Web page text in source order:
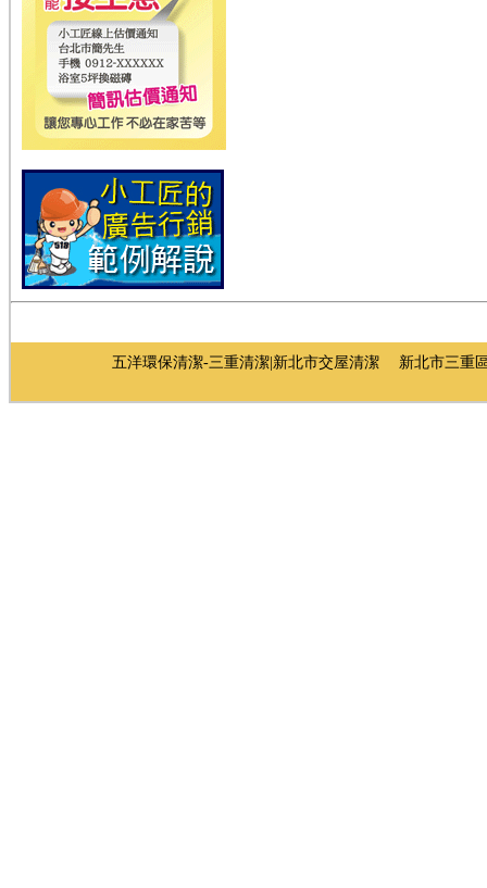
五洋環保清潔-三重清潔|新北市交屋清潔 新北市三重